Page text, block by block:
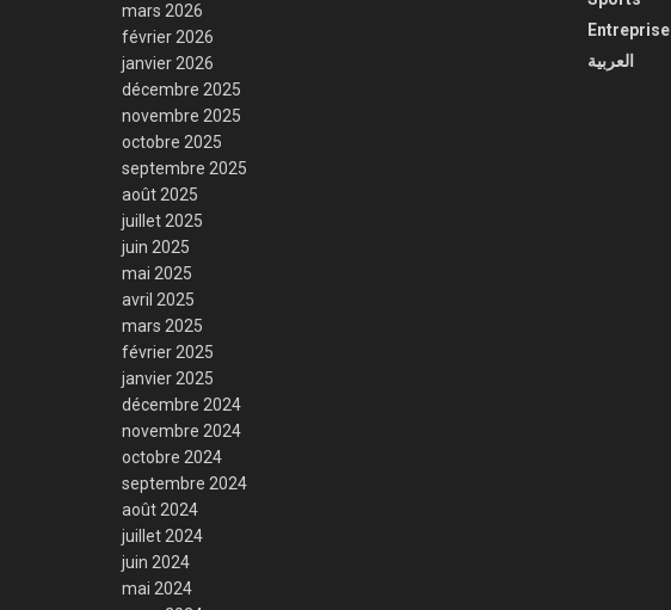
mars 2026
février 2026
janvier 2026
décembre 2025
novembre 2025
octobre 2025
septembre 2025
août 2025
juillet 2025
juin 2025
mai 2025
avril 2025
mars 2025
février 2025
janvier 2025
décembre 2024
novembre 2024
octobre 2024
septembre 2024
août 2024
juillet 2024
juin 2024
mai 2024
Entreprise
العربية